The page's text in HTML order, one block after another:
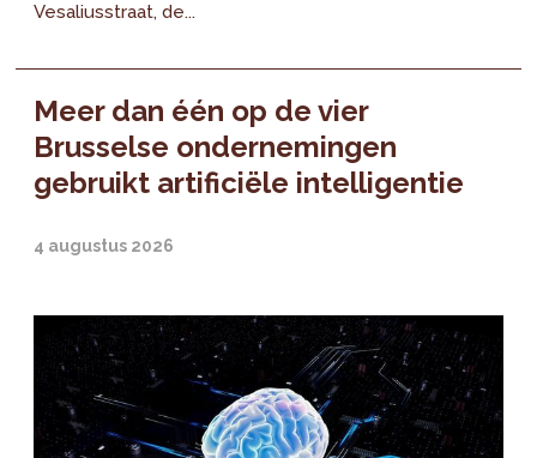
Vesaliusstraat, de...
Meer dan één op de vier
Brusselse ondernemingen
gebruikt artificiële intelligentie
4 augustus 2026